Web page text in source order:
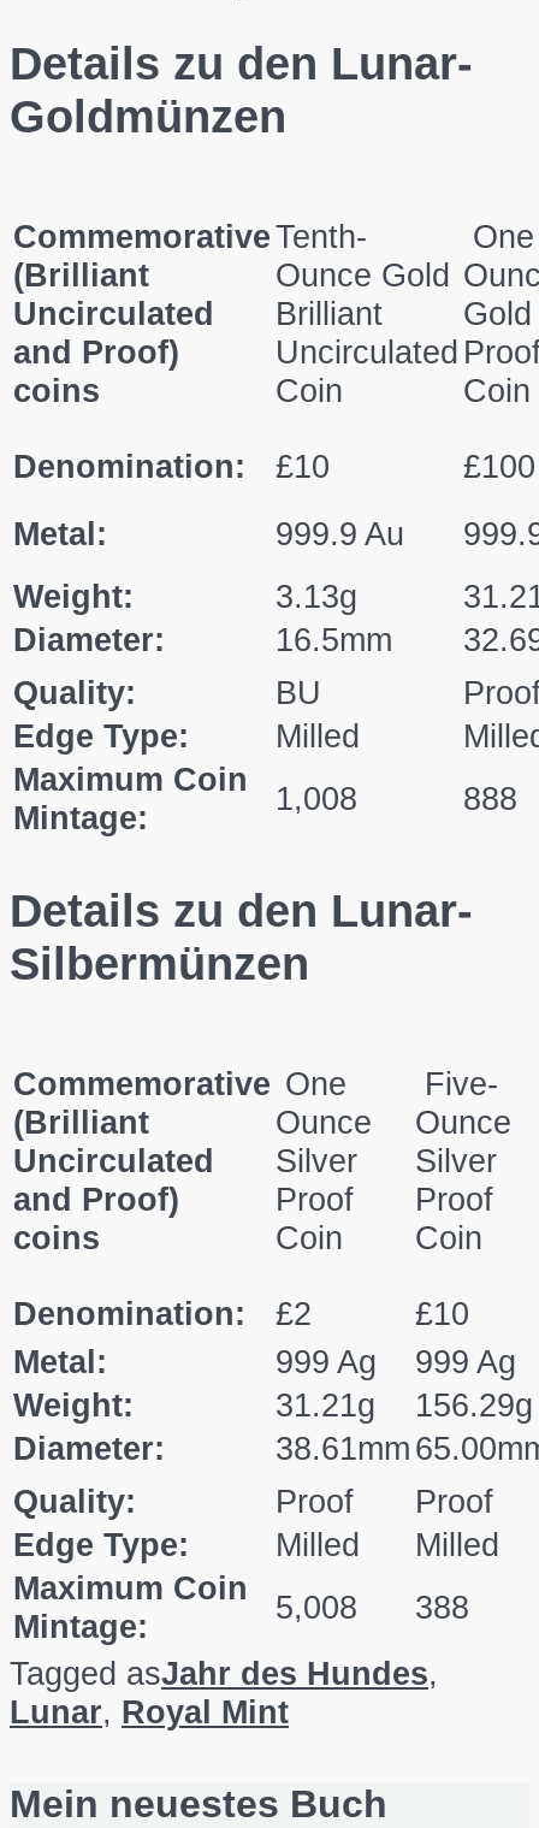
Details zu den Lunar-
Goldmünzen
Commemorative
(Brilliant
Uncirculated
and Proof)
coins
Tenth-
Ounce Gold
Brilliant
Uncirculated
Coin
One
Gold
Coin
Denomination: £10
£100
Metal:
999.9 Au
Weight:
3.13g
Diameter:
16.5mm
Quality:
BU
Edge Type:
Milled
Maximum Coin
Mintage:
1,008 888
Details zu den Lunar-
Silbermünzen
Commemorative
(Brilliant
Uncirculated
and Proof)
coins
One
Ounce
Silver
Proof
Coin
Five-
Ounce
Silver
Proof
Coin
Denomination: £2
£10
Metal:
999 Ag
999 Ag
Weight:
31.21g
156.29g
Diameter:
38.61mm
Quality:
Proof
Proof
Edge Type:
Milled
Milled
Maximum Coin
Mintage:
5,008
388
Tagged asJahr des Hundes,
Lunar, Royal Mint
Mein neuestes Buch